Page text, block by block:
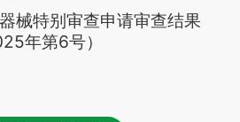
械特别审查申请审查结果
年第6号）